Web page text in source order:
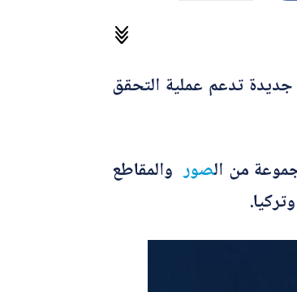
حقائق ومعلومات جديدة تدعم عملية التحقق
من الصور والمقاطع